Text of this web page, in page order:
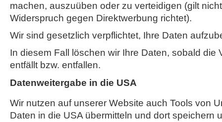
machen, auszuüben oder zu verteidigen (gilt
Widerspruch gegen Direktwerbung richtet).
Wir sind gesetzlich verpflichtet, Ihre Daten
In diesem Fall löschen wir Ihre Daten, sobald die
entfällt bzw. entfallen.
Datenweitergabe in die USA
Wir nutzen auf unserer Website auch Tools von
Daten in die USA übermitteln und dort speichern